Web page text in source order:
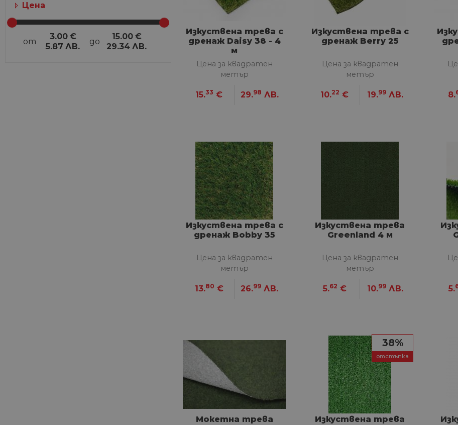
Цена
от
3.00 €
5.87 ЛВ.
до
15.00 €
29.34 ЛВ.
Изкуствена трева с
дренаж Daisy 38 - 4
м
Цена за квадратен
метър
15.33 € 29.98 ЛВ.
Изкуствена трева с
дренаж Berry 25
Цена за квадратен
метър
10.22 € 19.99 ЛВ. 8.
Изкуствена трева с
дренаж Bobby 35
Цена за квадратен
метър
13.80 € 26.99 ЛВ.
Изкуствена трева
Greenland 4 м
Цена за квадратен
метър
5.62 € 10.99 ЛВ. 5.
Мокетна трева
38%
отстъпка
Изкуствена трева